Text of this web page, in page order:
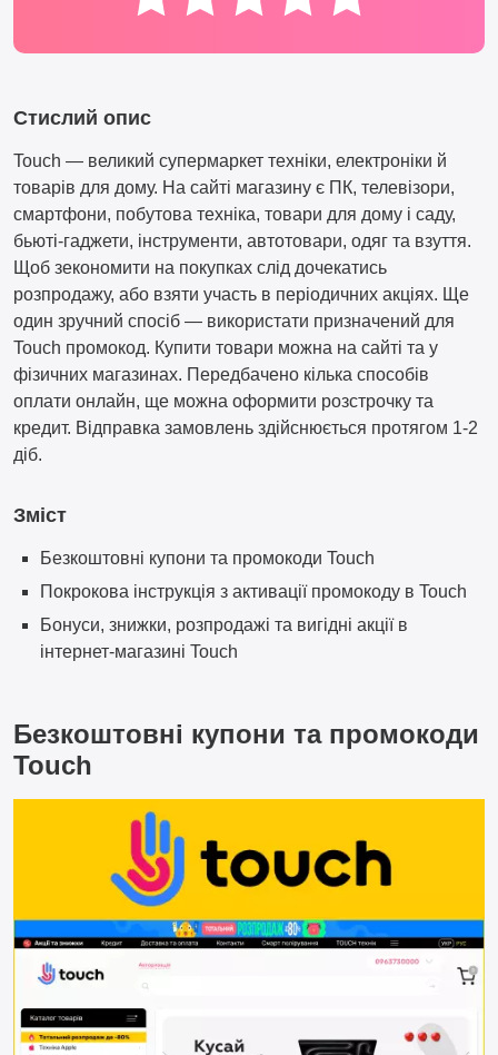
Безкоштовні купони та промокоди
Touch
Стислий опис
Touch — великий супермаркет техніки, електроніки й
товарів для дому. На сайті магазину є ПК, телевізори,
смартфони, побутова техніка, товари для дому і саду,
бьюті-гаджети, інструменти, автотовари, одяг та взуття.
Щоб зекономити на покупках слід дочекатись
розпродажу, або взяти участь в періодичних акціях. Ще
один зручний спосіб — використати призначений для
Touch промокод. Купити товари можна на сайті та у
фізичних магазинах. Передбачено кілька способів
оплати онлайн, ще можна оформити розстрочку та
кредит. Відправка замовлень здійснюється протягом 1-2
діб.
Зміст
Безкоштовні купони та промокоди Touch
Покрокова інструкція з активації промокоду в Touch
Бонуси, знижки, розпродажі та вигідні акції в
інтернет-магазині Touch